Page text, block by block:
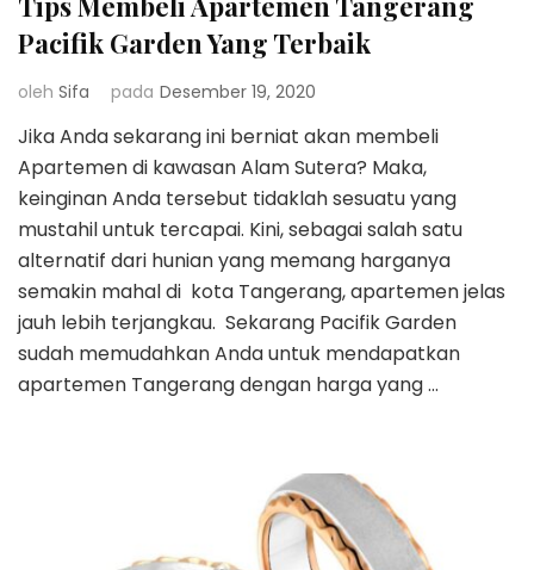
Pacifik Garden Yang Terbaik
oleh Sifa pada Desember 19, 2020
Jika Anda sekarang ini berniat akan membeli
Apartemen di kawasan Alam Sutera? Maka,
keinginan Anda tersebut tidaklah sesuatu yang
mustahil untuk tercapai. Kini, sebagai salah satu
alternatif dari hunian yang memang harganya
semakin mahal di kota Tangerang, apartemen jelas
jauh lebih terjangkau. Sekarang Pacifik Garden
sudah memudahkan Anda untuk mendapatkan
apartemen Tangerang dengan harga yang …